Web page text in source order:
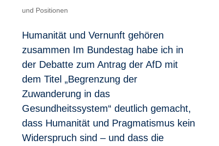
und Positionen
Humanität und Vernunft gehören
zusammen Im Bundestag habe ich in
der Debatte zum Antrag der AfD mit
dem Titel „Begrenzung der
Zuwanderung in das
Gesundheitssystem“ deutlich gemacht,
dass Humanität und Pragmatismus kein
Widerspruch sind – und dass die